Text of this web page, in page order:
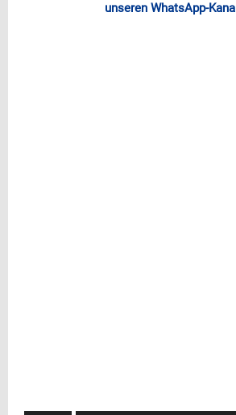
unseren WhatsApp-Kanal